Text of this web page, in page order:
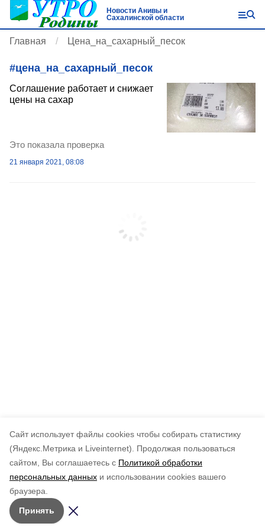
Cайт использует файлы cookies чтобы собирать статистику
(Яндекс.Метрика и Liveinternet).
Продолжая пользоваться
сайтом, Вы соглашаетесь с Политикой обработки
персональных данных и использовании cookies вашего
браузера.
Принять
Новости Анивы и
Сахалинской области
Главная Цена_на_сахарный_песок
#цена_на_сахарный_песок
Соглашение работает и снижает
цены на сахар
Это показала проверка
21 января 2021, 08:08